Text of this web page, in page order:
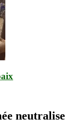
neutralise